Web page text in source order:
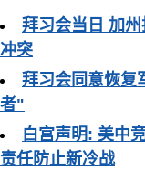
拜习会当日 加
冲突
拜习会同意恢复
者"
白宫声明: 美中
责任防止新冷战